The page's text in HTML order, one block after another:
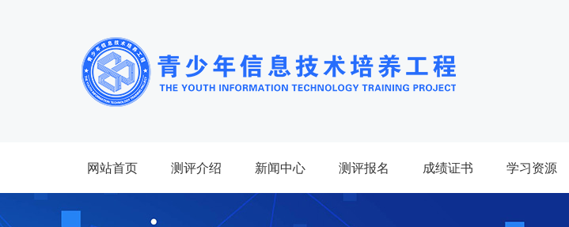
网站首页 测评介绍 新闻中心 测评报名 成绩证书 学习资源